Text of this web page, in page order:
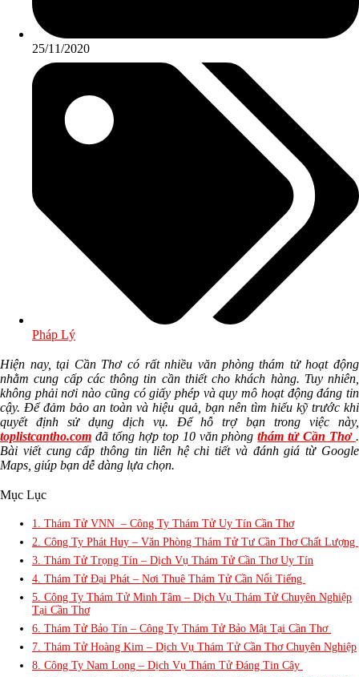
25/11/2020
Pháp Lý
Hiện nay, tại Cần Thơ có rất nhiều văn phòng thám tử hoạt động
nhằm cung cấp các thông tin cần thiết cho khách hàng. Tuy nhiên,
không phải nơi nào cũng có giấy phép và quy mô hoạt động đáng tin
cậy. Để đảm bảo an toàn và hiệu quả, bạn nên tìm hiểu kỹ trước khi
quyết định sử dụng dịch vụ. Để hỗ trợ bạn trong việc này,
toplistcantho.com đã tổng hợp top 10 văn phòngthám tử Cần Thơ .
Bài viết cung cấp thông tin liên hệ chi tiết và đánh giá từ Google
Maps, giúp bạn dễ dàng lựa chọn.
Mục Lục
1. Thám Tử VNN – Công Ty Thám Tử Uy Tín Cần Thơ
2. Công Ty Phát Huy – Văn Phòng Thám Tử Tư Cần Thơ Chất Lượng
3. Thám Tử Trọng Tín – Dịch Vụ Thám Tử Cần Thơ Uy Tín
4. Thám Tử Đại Phát – Nơi Thuê Thám Tử Cần Nổi Tiếng
5. Công Ty Thám Tử Minh Tâm – Dịch Vụ Thám Tử Chuyên Nghiệp
Tại Cần Thơ
6. Thám Tử Bảo Tín – Công Ty Thám Tử Bảo Mật Tại Cần Thơ
7. Thám Tử Hoàng Kim – Dịch Vụ Thám Tử Cần Thơ Chuyên Nghiệp
8. Công Ty Nam Long – Dịch Vụ Thám Tử Đáng Tin Cây